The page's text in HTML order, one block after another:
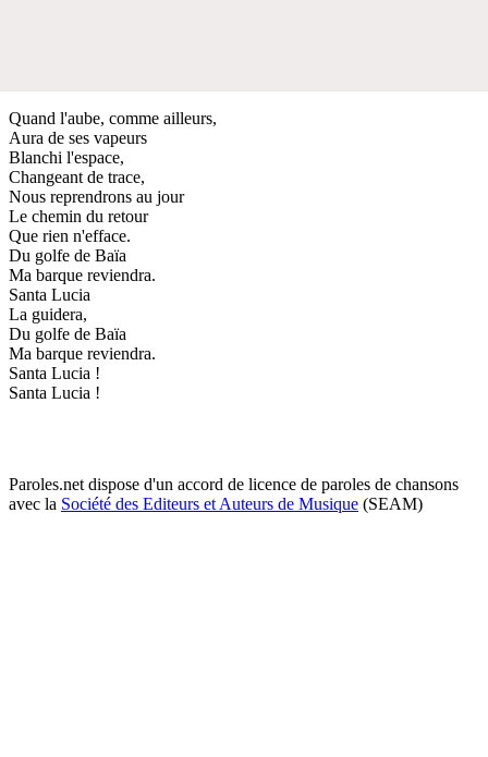
Quand l'aube, comme ailleurs,
Aura de ses vapeurs
Blanchi l'espace,
Changeant de trace,
Nous reprendrons au jour
Le chemin du retour
Que rien n'efface.
Du golfe de Baïa
Ma barque reviendra.
Santa Lucia
La guidera,
Du golfe de Baïa
Ma barque reviendra.
Santa Lucia !
Santa Lucia !
Paroles.net dispose d'un accord de licence de paroles de chansons
avec la Société des Editeurs et Auteurs de Musique (SEAM)